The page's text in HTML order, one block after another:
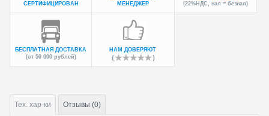
СЕРТИФИЦИРОВАН
МЕНЕДЖЕР
(22%НДС, нал = безнал)
БЕСПЛАТНАЯ ДОСТАВКА
(от 50 000 рублей)
НАМ ДОВЕРЯЮТ
Тех. хар-ки Отзывы (0)